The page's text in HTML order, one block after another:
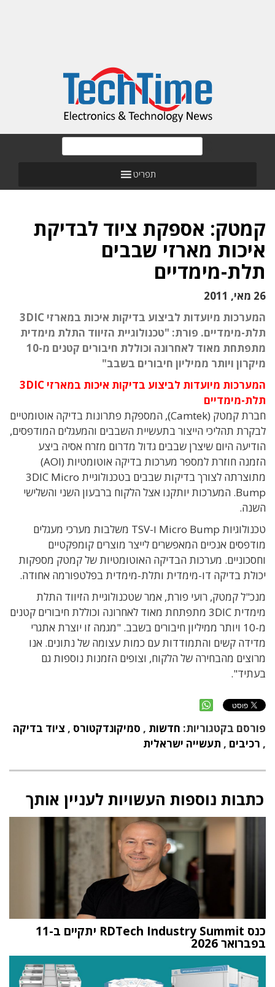
תפריט
קמטק: אספקת ציוד לבדיקת
איכות מארזי שבבים
תלת-מימדיים
26 מאי, 2011
המערכות מיועדות לביצוע בדיקות איכות במארזי 3DIC
תלת-מימדיים. פורת: "טכנולוגיית הזיווד התלת מימדית
מתפתחת מאוד לאחרונה וכוללת חיבורים קטנים מ-10
מיקרון ויותר ממיליון חיבורים בשבב"
המערכות מיועדות לביצוע בדיקות איכות במארזי 3DIC
תלת-מימדיים
חברת קמטק (Camtek), המספקת פתרונות בדיקה אוטומטיים
לבקרת תהליכי הייצור בתעשיית השבבים והמעגלים המודפסים,
הודיעה היום שיצרן שבבים גדול מדרום מזרח אסיה ביצע
הזמנה חוזרת למספר מערכות בדיקה אוטומטיות (AOI)
מתוצרתה לצורך בדיקות שבבים בטכנולוגיית 3DIC Micro
Bump. המערכות יותקנו אצל הלקוח ברבעון השני והשלישי
השנה.
טכנולוגיות Micro Bump ו-TSV משלבות מערכי מעגלים
מודפסים אנכיים המאפשרים לייצר מוצרים קומפקטיים
וחסכוניים. מערכות הבדיקה האוטומטיות של קמטק מספקות
יכולת בדיקה דו-מימדית ותלת-מימדית בפלטפורמה אחודה.
מנכ"ל קמטק, רועי פורת, אמר שטכנולוגיית הזיווד התלת
מימדית 3DIC מתפתחת מאוד לאחרונה וכוללת חיבורים קטנים
מ-10 ויותר ממיליון חיבורים בשבב. "מגמה זו יוצרת אתגרי
מדידה קשים והתמודדות עם כמות עצומה של נתונים. אנו
מרוצים מהבחירה של הלקוח, וצופים הזמנות נוספות גם
בעתיד".
פורסם בקטגוריות: חדשות , סמיקונדקטורס , ציוד בדיקה
, רכיבים , תעשייה ישראלית
כתבות נוספות העשויות לעניין אותך
כנס RDTech Industry Summit יתקיים ב-11
בפברואר 2026